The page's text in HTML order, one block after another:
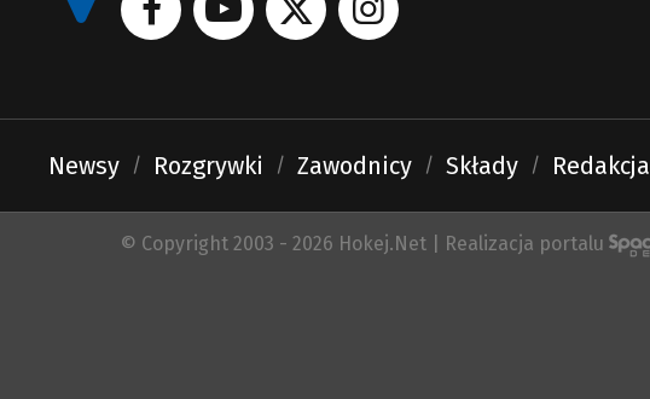
Newsy Rozgrywki Zawodnicy Składy Redakcja
© Copyright 2003 - 2026 Hokej.Net | Realizacja portalu